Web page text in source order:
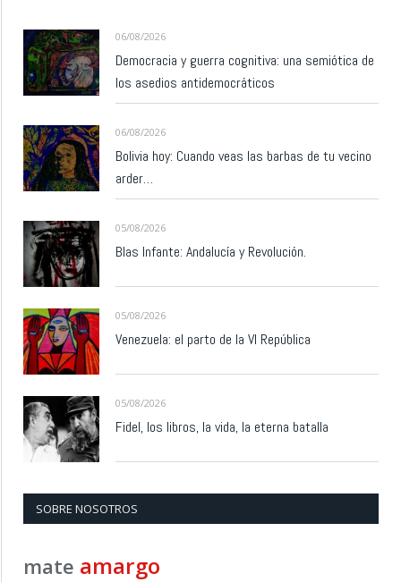
06/08/2026
Democracia y guerra cognitiva: una semiótica de
los asedios antidemocráticos
06/08/2026
Bolivia hoy: Cuando veas las barbas de tu vecino
arder…
05/08/2026
Blas Infante: Andalucía y Revolución.
05/08/2026
Venezuela: el parto de la VI República
05/08/2026
Fidel, los libros, la vida, la eterna batalla
SOBRE NOSOTROS
mate amargo